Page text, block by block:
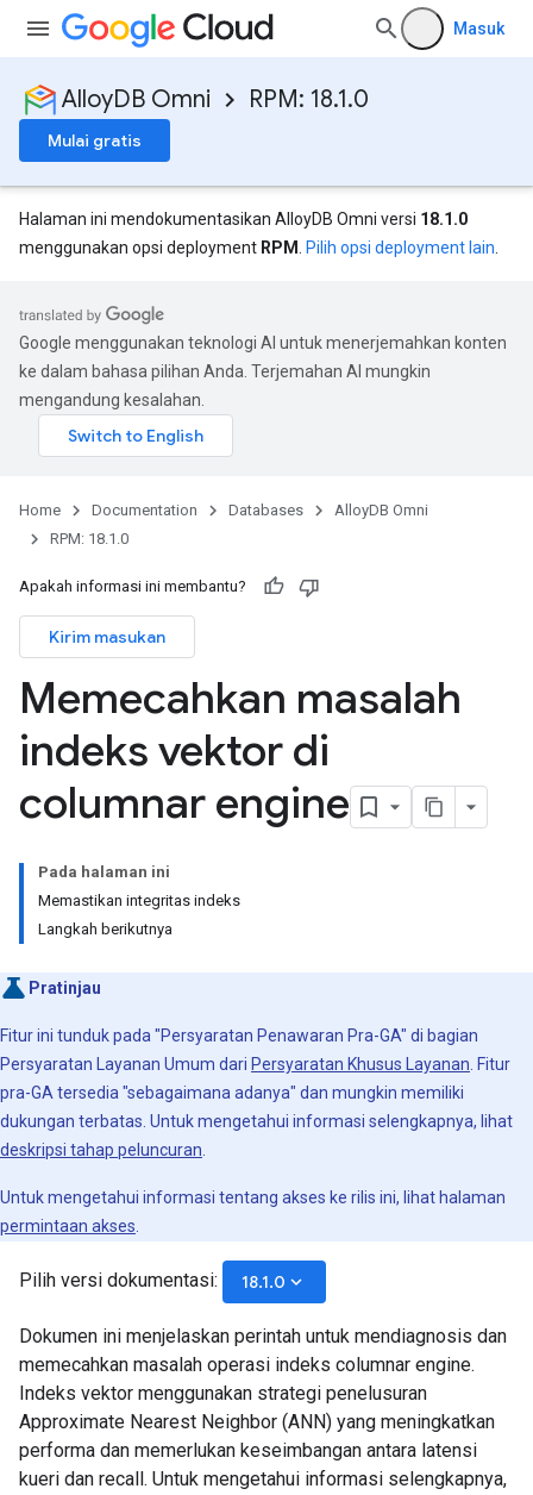
Masuk
AlloyDB Omni RPM: 18.1.0
Mulai gratis
Halaman ini mendokumentasikan AlloyDB Omni versi 18.1.0
menggunakan opsi deployment RPM Pilih opsi deployment lain
Google menggunakan teknologi AI untuk menerjemahkan konten
ke dalam bahasa pilihan Anda. Terjemahan AI mungkin
mengandung kesalahan.
Home Documentation Databases
AlloyDB Omni
RPM: 18.1.0
Apakah informasi ini membantu?
Kirim masukan
Memecahkan masalah
indeks vektor di
columnar engine
Pada halaman ini
Memastikan integritas indeks
Langkah berikutnya
Pratinjau
Fitur ini tunduk pada "Persyaratan Penawaran Pra-GA" di bagian
Persyaratan Layanan Umum dari Persyaratan Khusus Layanan . Fitur
pra-GA tersedia "sebagaimana adanya" dan mungkin memiliki
dukungan terbatas. Untuk mengetahui informasi selengkapnya, lihat
deskripsi tahap peluncuran
Untuk mengetahui informasi tentang akses ke rilis ini, lihat halaman
permintaan akses
Pilih versi dokumentasi: 18.1.0 keyboard_arrow_down
Dokumen ini menjelaskan perintah untuk mendiagnosis dan
memecahkan masalah operasi indeks columnar engine.
Indeks vektor menggunakan strategi penelusuran
Approximate Nearest Neighbor (ANN) yang meningkatkan
performa dan memerlukan keseimbangan antara latensi
kueri dan recall. Untuk mengetahui informasi selengkapnya,